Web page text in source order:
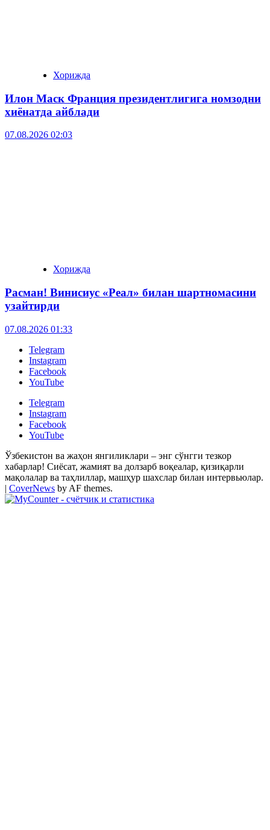
Хорижда
Илон Маск Франция президентлигига номзодни
хиёнатда айблади
07.08.2026 02:03
Хорижда
Расман! Винисиус «Реал» билан шартномасини
узайтирди
07.08.2026 01:33
Telegram
Instagram
Facebook
YouTube
Telegram
Instagram
Facebook
YouTube
Ўзбекистон ва жаҳон янгиликлари – энг сўнгги тезкор
хабарлар! Сиёсат, жамият ва долзарб воқеалар, қизиқарли
мақолалар ва таҳлиллар, машҳур шахслар билан интервьюлар.
| CoverNews by AF themes.